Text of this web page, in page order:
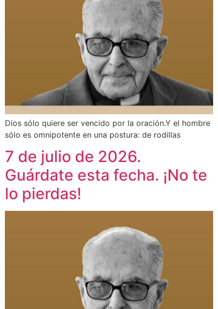
Dios sólo quiere ser vencido por la oración.Y el hombre
sólo es omnipotente en una postura: de rodillas
7 de julio de 2026.
Guárdate esta fecha. ¡No te
lo pierdas!